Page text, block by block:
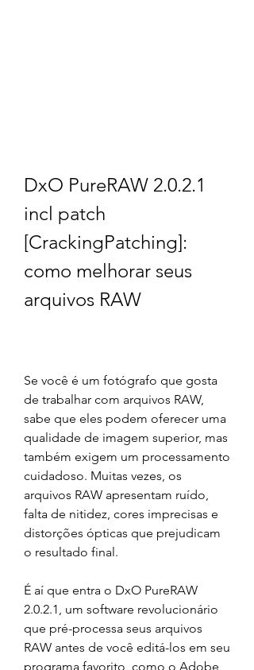
DxO PureRAW 2.0.2.1
incl patch
[CrackingPatching]:
como melhorar seus
arquivos RAW
Se você é um fotógrafo que gosta
de trabalhar com arquivos RAW,
sabe que eles podem oferecer uma
qualidade de imagem superior, mas
também exigem um processamento
cuidadoso. Muitas vezes, os
arquivos RAW apresentam ruído,
falta de nitidez, cores imprecisas e
distorções ópticas que prejudicam
o resultado final.
É aí que entra o DxO PureRAW
2.0.2.1, um software revolucionário
que pré-processa seus arquivos
RAW antes de você editá-los em seu
programa favorito, como o Adobe